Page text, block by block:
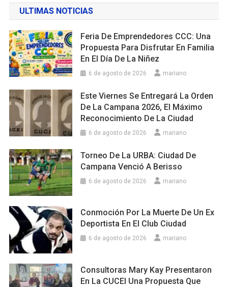
ULTIMAS NOTICIAS
Feria De Emprendedores CCC: Una
Propuesta Para Disfrutar En Familia
En El Día De La Niñez
6 de agosto de 2026 mariano
Este Viernes Se Entregará La Orden
De La Campana 2026, El Máximo
Reconocimiento De La Ciudad
6 de agosto de 2026 mariano
Torneo De La URBA: Ciudad De
Campana Venció A Berisso
6 de agosto de 2026 mariano
Conmoción Por La Muerte De Un Ex
Deportista En El Club Ciudad
6 de agosto de 2026 mariano
Consultoras Mary Kay Presentaron
En La CUCEI Una Propuesta Que